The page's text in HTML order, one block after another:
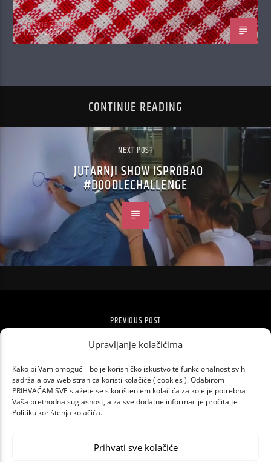
Upravljanje kolačićima
Kako bi Vam omogućili bolje korisničko iskustvo te funkcionalnost svih
sadržaja ova web stranica koristi kolačiće ( cookies ). Odabirom
PRIHVAĆAM SVE slažete se s korištenjem kolačića za koje je potrebna
Vaša prethodna suglasnost, a za sve dodatne informacije pročitajte
Politiku korištenja kolačića.
Prihvati sve kolačiće
Antena Zagreb
17/04/2020
CONTINUE READING
NEXT POST
JUTARNJI SHOW ISPROBAO
#DOODLECHALLENGE
PREVIOUS POST
SIA OBJAVILA NOVU PJESMU ‘TOGETHER’